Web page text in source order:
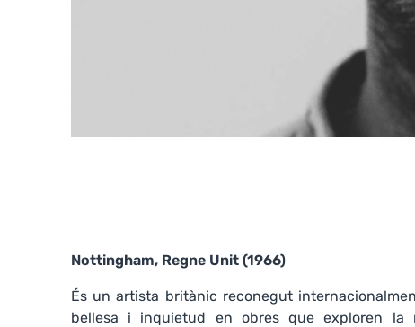
Nottingham, Regne Unit (1966)
És un artista britànic reconegut
bellesa i inquietud en obres que exploren la